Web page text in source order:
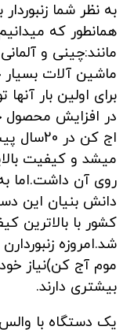
به نظر شما
همانطور که
مانند:چینی و
ماشین آلات بسیار
برای اولین بار
در افزایش محصول
اج کن در
میشد و کیفیت
روی آن داشت.اما
دانش بنیان این
کشور با بالاترین
شد.امروزه
موم آج کن)نیاز
بیشتری دارند.